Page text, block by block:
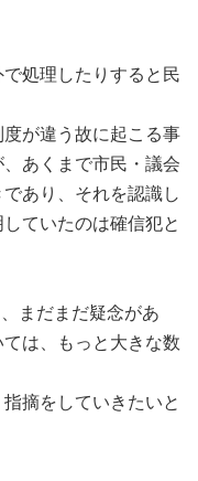
処理したりすると民
が違う故に起こる事
あくまで市民・議会
あり、それを認識し
ていたのは確信犯と
まだまだ疑念があ
は、もっと大きな数
摘をしていきたいと